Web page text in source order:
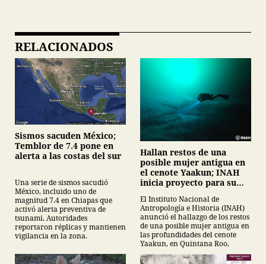
RELACIONADOS
Sismos sacuden México;
Temblor de 7.4 pone en
alerta a las costas del sur
Una serie de sismos sacudió
México, incluido uno de
magnitud 7.4 en Chiapas que
activó alerta preventiva de
tsunami. Autoridades
reportaron réplicas y mantienen
vigilancia en la zona.
Hallan restos de una
posible mujer antigua en
el cenote Yaakun; INAH
inicia proyecto para su
El Instituto Nacional de
Antropología e Historia (INAH)
anunció el hallazgo de los restos
de una posible mujer antigua en
las profundidades del cenote
Yaakun, en Quintana Roo.